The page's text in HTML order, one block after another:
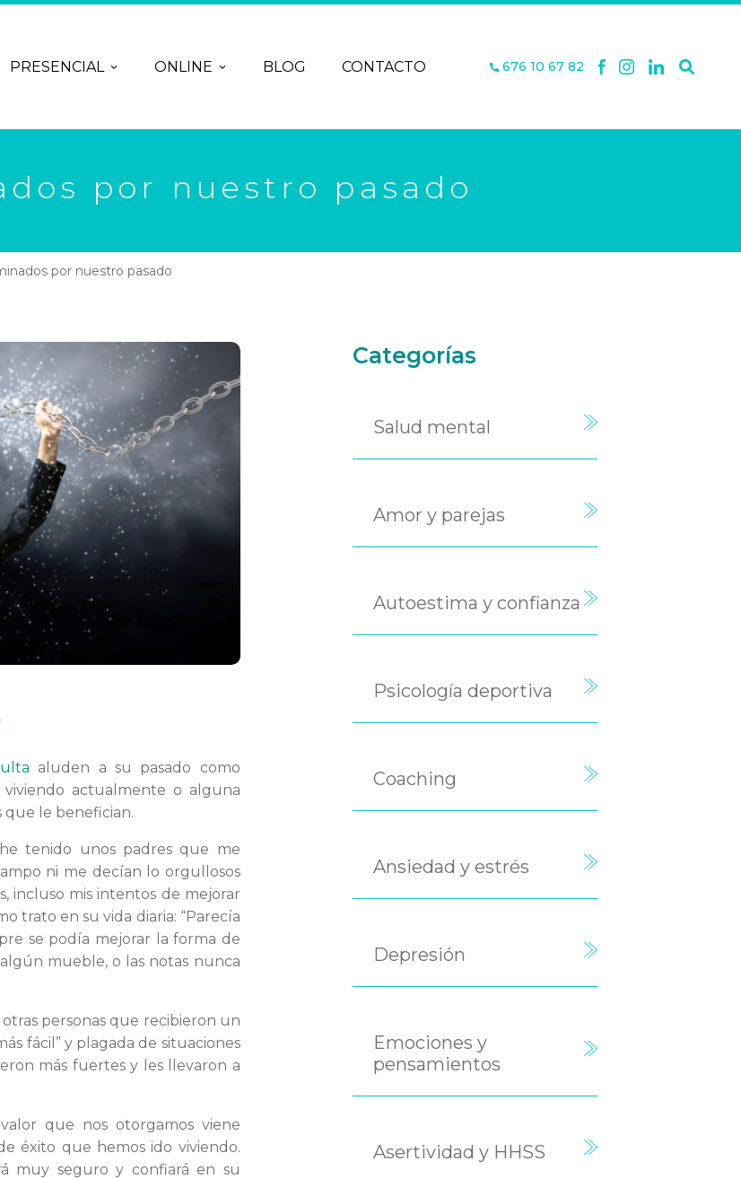
PRESENCIAL ONLINE BLOG CONTACTO 676 10 67 82
por nuestro pasado
por nuestro pasado
aluden a su pasado como
actualmente o alguna
que le benefician.
tenido unos padres que me
ni me decían lo orgullosos
incluso mis intentos de mejorar
trato en su vida diaria: “Parecía
se podía mejorar la forma de
mueble, o las notas nunca
personas que recibieron un
fácil” y plagada de situaciones
más fuertes y les llevaron a
que nos otorgamos viene
éxito que hemos ido viviendo.
muy seguro y confiará en su
Categorías
Salud mental
Amor y parejas
Autoestima y confianza
Psicología deportiva
Coaching
Ansiedad y estrés
Depresión
Emociones y
pensamientos
Asertividad y HHSS